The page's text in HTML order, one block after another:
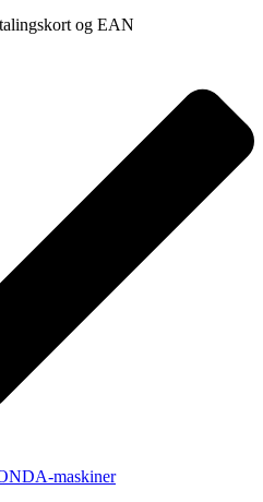
og EAN
maskiner